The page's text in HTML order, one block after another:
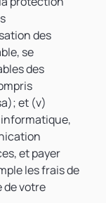
des
se
des
et (v)
et payer
les frais de
de votre